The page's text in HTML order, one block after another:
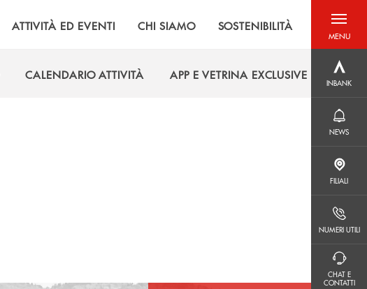
ATTIVITÀ ED EVENTI CHI SIAMO SOSTENIBILITÀ
MENU
menu
INBANK
INBANK
NEWS
FILIALI
NUMERI UTILI
CHAT E
CONTATTI
CALENDARIO ATTIVITÀ
APP E VETRINA EXCLUSIVE